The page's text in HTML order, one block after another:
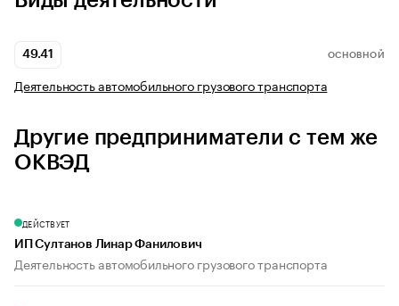
49.41 ОСНОВНОЙ
Деятельность автомобильного грузового транспорта
Другие предприниматели с тем же
ОКВЭД
ДЕЙСТВУЕТ
ИП Султанов Линар Фанилович
Деятельность автомобильного грузового транспорта